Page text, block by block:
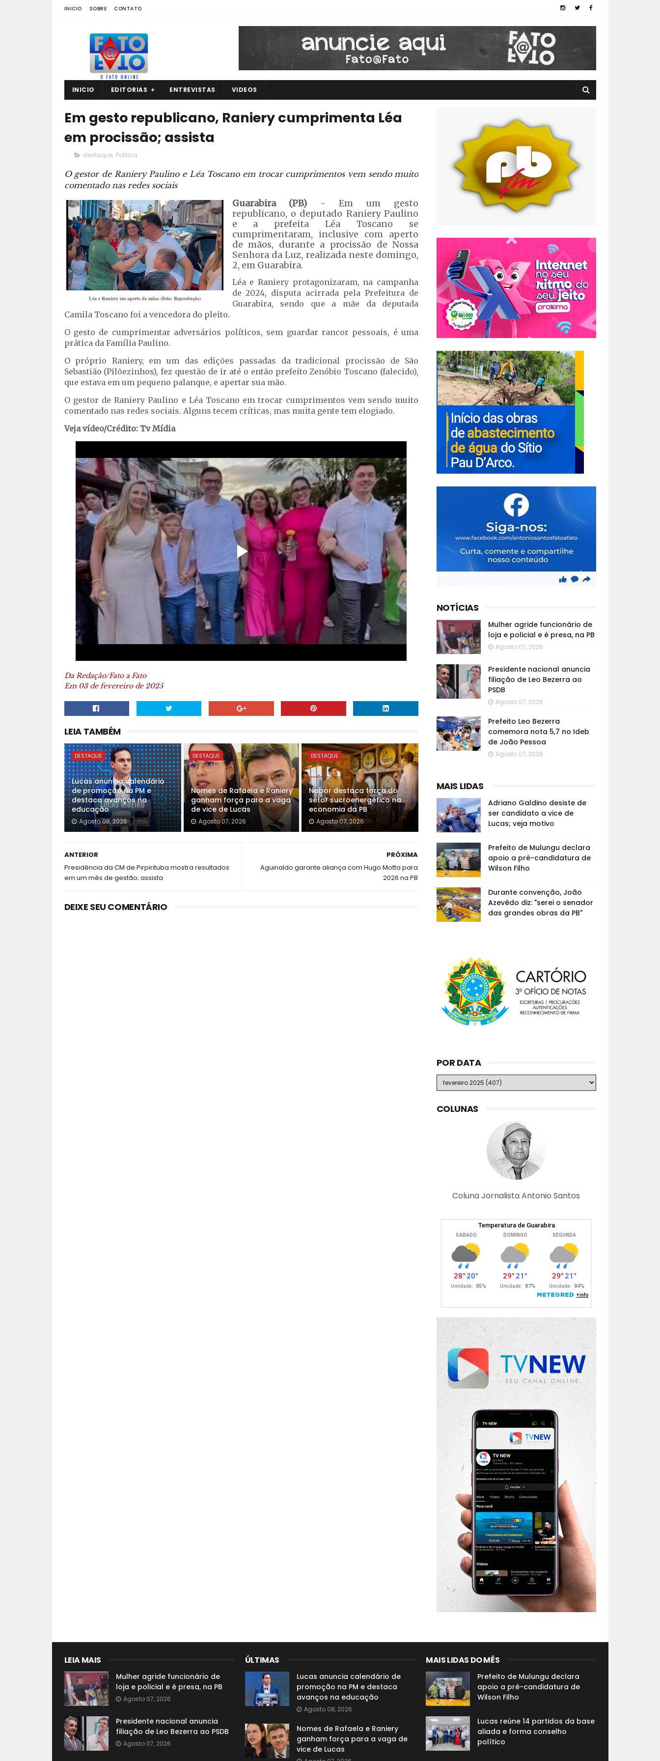
INICIO SOBRE CONTATO
INICIO EDITORIAS ENTREVISTAS VIDEOS
Em gesto republicano, Raniery cumprimenta Léa
em procissão; assista
destaque, Politica
O gestor de Raniery Paulino e Léa Toscano em trocar cumprimentos vem sendo muito
comentado nas redes sociais
Léa e Raniery em aperto de mãos (Foto: Reprodução)
Guarabira (PB) - Em um gesto
republicano, o deputado Raniery Paulino
e a prefeita Léa Toscano se
cumprimentaram, inclusive com aperto
de mãos, durante a procissão de Nossa
Senhora da Luz, realizada neste domingo,
2, em Guarabira.
Léa e Raniery protagonizaram, na campanha
de 2024, disputa acirrada pela Prefeitura de
Guarabira, sendo que a mãe da deputada
Camila Toscano foi a vencedora do pleito.
O gesto de cumprimentar adversários políticos, sem guardar rancor pessoais, é uma
prática da Família Paulino.
O próprio Raniery, em um das edições passadas da tradicional procissão de São
Sebastião (Pilõezinhos), fez questão de ir até o então prefeito Zenóbio Toscano (falecido),
que estava em um pequeno palanque, e apertar sua mão.
O gestor de Raniery Paulino e Léa Toscano em trocar cumprimentos vem sendo muito
comentado nas redes sociais. Alguns tecem críticas, mas muita gente tem elogiado.
Veja vídeo/Crédito: Tv Mídia
Da Redação/Fato a Fato
Em 03 de fevereiro de 2025
LEIA TAMBÉM
DESTAQUE
Lucas anuncia calendário
de promoção na PM e
destaca avanços na
educação
Agosto 08, 2026
DESTAQUE
Nomes de Rafaela e Raniery
ganham força para a vaga
de vice de Lucas
Agosto 07, 2026
DESTAQUE
Nabor destaca força do
setor sucroenergético na
economia da PB
Agosto 07, 2026
PRÓXIMA
Aguinaldo garante aliança com Hugo Motta para
2026 na PB
ANTERIOR
Presidência da CM de Pirpirituba mostra resultados
em um mês de gestão; assista
DEIXE SEU COMENTÁRIO
NOTÍCIAS
Mulher agride funcionário de
loja e policial e é presa, na PB
Agosto 07, 2026
Presidente nacional anuncia
filiação de Leo Bezerra ao
PSDB
Agosto 07, 2026
Prefeito Leo Bezerra
comemora nota 5,7 no Ideb
de João Pessoa
Agosto 07, 2026
MAIS LIDAS
Adriano Galdino desiste de
ser candidato a vice de
Lucas; veja motivo
Prefeito de Mulungu declara
apoio a pré-candidatura de
Wilson Filho
Durante convenção, João
Azevêdo diz: "serei o senador
das grandes obras da PB"
POR DATA
COLUNAS
Coluna Jornalista Antonio Santos
LEIA MAIS
Mulher agride funcionário de
loja e policial e é presa, na PB
Agosto 07, 2026
Presidente nacional anuncia
filiação de Leo Bezerra ao PSDB
Agosto 07, 2026
ÚLTIMAS
Lucas anuncia calendário de
promoção na PM e destaca
avanços na educação
Agosto 08, 2026
Nomes de Rafaela e Raniery
ganham força para a vaga de
vice de Lucas
MAIS LIDAS DO MÊS
Prefeito de Mulungu declara
apoio a pré-candidatura de
Wilson Filho
Lucas reúne 14 partidos da base
aliada e forma conselho
político